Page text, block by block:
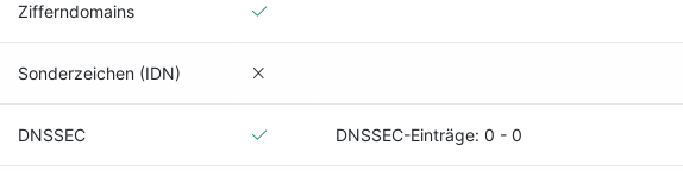
Zifferndomains
Sonderzeichen (IDN)
DNSSEC DNSSEC-Einträge: 0 - 0